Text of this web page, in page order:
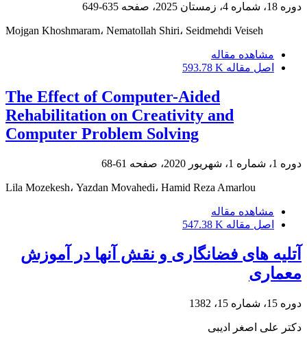
دوره 18، شماره 4، زمستان 2025، صفحه 635-649
Mojgan Khoshmaram، Nematollah Shiri، Seidmehdi Veiseh
مشاهده مقاله
اصل مقاله 593.78 K
The Effect of Computer-Aided
Rehabilitation on Creativity and
Computer Problem Solving
دوره 1، شماره 1، شهریور 2020، صفحه 61-68
Lila Mozekesh، Yazdan Movahedi، Hamid Reza Amarlou
مشاهده مقاله
اصل مقاله 547.38 K
آتلیه های فضانگاری و نقش آنها در آموزش
معماری
دوره 15، شماره 15، 1382
دکتر علی اصغر ادیبی